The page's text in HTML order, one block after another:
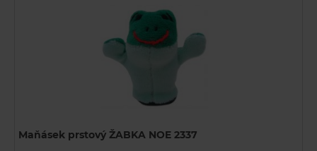
Maňásek prstový ŽABKA NOE 2337